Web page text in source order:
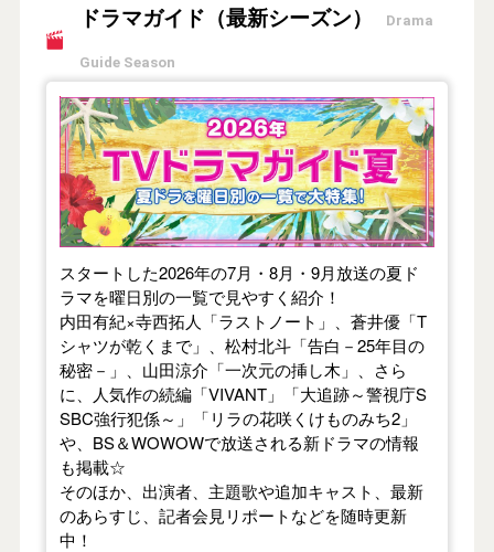
ドラマガイド（最新シーズン） Drama
Guide Season
【2026年夏】TVドラマガイド
スタートした2026年の7月・8月・9月放送の夏ド
ラマを曜日別の一覧で見やすく紹介！
内田有紀×寺西拓人「ラストノート」、蒼井優「T
シャツが乾くまで」、松村北斗「告白－25年目の
秘密－」、山田涼介「一次元の挿し木」、さら
に、人気作の続編「VIVANT」「大追跡～警視庁S
SBC強行犯係～」「リラの花咲くけものみち2」
や、BS＆WOWOWで放送される新ドラマの情報
も掲載☆
そのほか、出演者、主題歌や追加キャスト、最新
のあらすじ、記者会見リポートなどを随時更新
中！